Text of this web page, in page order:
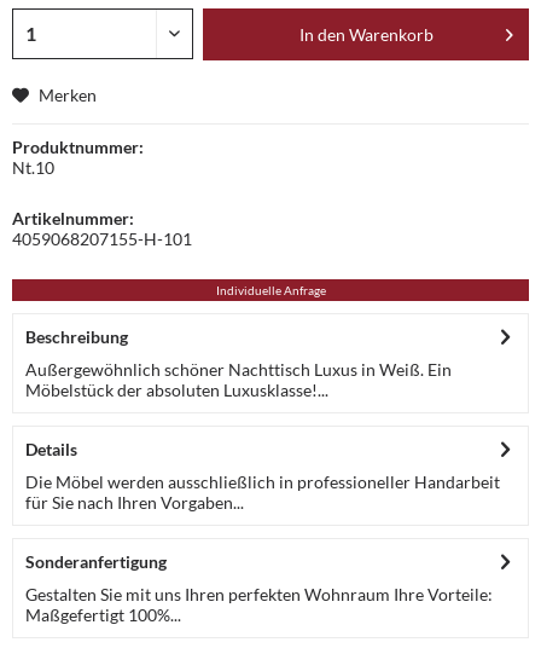
In den Warenkorb
Merken
Produktnummer:
Nt.10
Artikelnummer:
4059068207155-H-101
Individuelle Anfrage
Beschreibung
Außergewöhnlich schöner Nachttisch Luxus in Weiß. Ein
Möbelstück der absoluten Luxusklasse!...
Details
Die Möbel werden ausschließlich in professioneller Handarbeit
für Sie nach Ihren Vorgaben...
Sonderanfertigung
Gestalten Sie mit uns Ihren perfekten Wohnraum Ihre Vorteile:
Maßgefertigt 100%...